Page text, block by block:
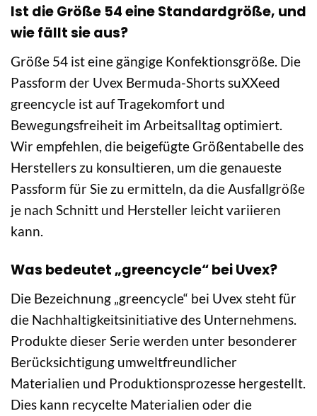
Ist die Größe 54 eine Standardgröße, und
wie fällt sie aus?
Größe 54 ist eine gängige Konfektionsgröße. Die
Passform der Uvex Bermuda-Shorts suXXeed
greencycle ist auf Tragekomfort und
Bewegungsfreiheit im Arbeitsalltag optimiert.
Wir empfehlen, die beigefügte Größentabelle des
Herstellers zu konsultieren, um die genaueste
Passform für Sie zu ermitteln, da die Ausfallgröße
je nach Schnitt und Hersteller leicht variieren
kann.
Was bedeutet „greencycle“ bei Uvex?
Die Bezeichnung „greencycle“ bei Uvex steht für
die Nachhaltigkeitsinitiative des Unternehmens.
Produkte dieser Serie werden unter besonderer
Berücksichtigung umweltfreundlicher
Materialien und Produktionsprozesse hergestellt.
Dies kann recycelte Materialien oder die